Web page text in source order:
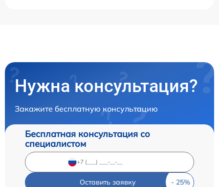
Нужна консультация?
Закажите бесплатную консультацию
Бесплатная консультация со
специалистом
Оставить заявку